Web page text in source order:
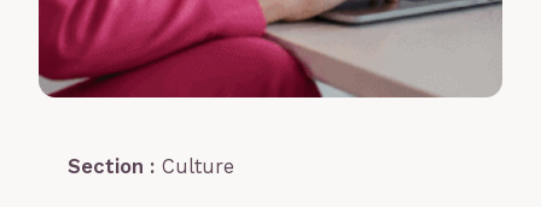
Section : Culture